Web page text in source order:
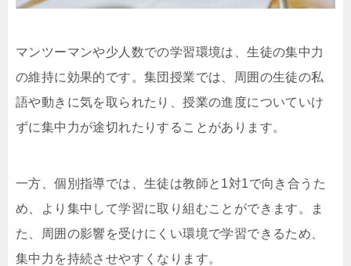
マンツーマンや少人数での学習環境は、生徒の集中力
の維持に効果的です。集団授業では、周囲の生徒の私
語や動きに気を取られたり、授業の進度についていけ
ずに集中力が途切れたりすることがあります。
一方、個別指導では、生徒は教師と1対1で向き合うた
め、より集中して学習に取り組むことができます。ま
た、周囲の影響を受けにくい環境で学習できるため、
集中力を持続させやすくなります。